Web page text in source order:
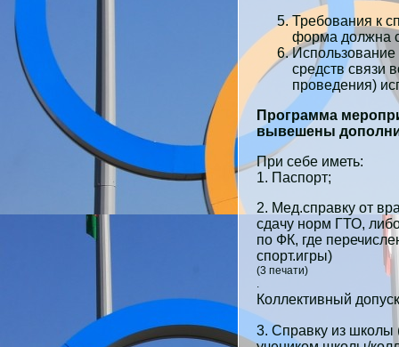
Требования к
форма должна
средств связи
проведения)
Программа
вывешены
При себе иметь:
1. Паспорт;
2. Мед.справку от
сдачу норм ГТО,
по ФК, где
спорт.игры)
(3 печати)
.
Коллективный
3. Справку из школы